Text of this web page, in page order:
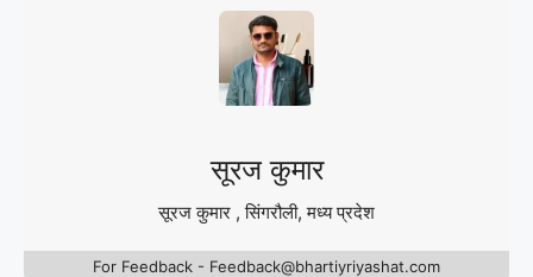
सूरज कुमार
सूरज कुमार , सिंगरौली, मध्य प्रदेश
For Feedback - Feedback@bhartiyriyashat.com